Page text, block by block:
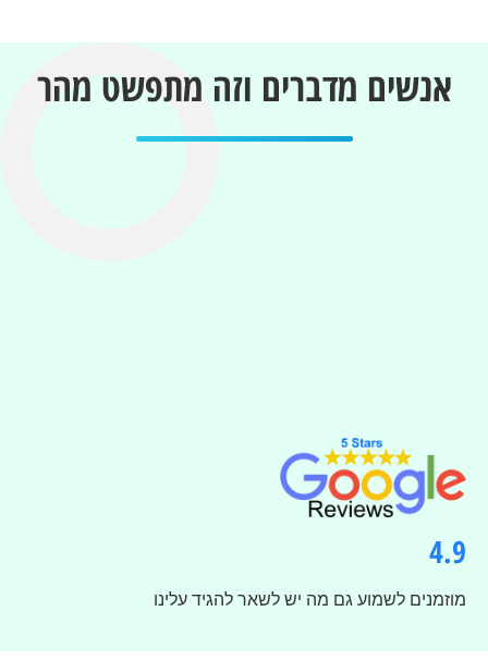
אנשים מדברים וזה מתפשט מהר
4.9
מוזמנים לשמוע גם מה יש לשאר להגיד עלינו